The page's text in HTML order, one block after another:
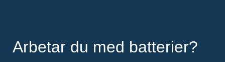
Arbetar du med batterier?